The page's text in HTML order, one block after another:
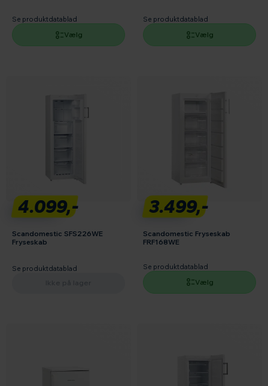
Se produktdatablad
Vælg
Se produktdatablad
Vælg
4.099,-
Scandomestic SFS226WE
Fryseskab
Se produktdatablad
3.499,-
Scandomestic Fryseskab
FRF168WE
Se produktdatablad
Vælg